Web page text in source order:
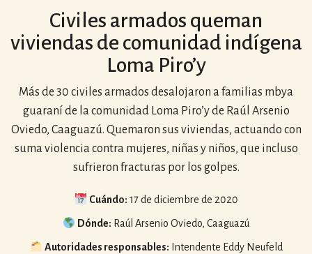
Civiles armados queman
viviendas de comunidad indígena
Loma Piro’y
Más de 30 civiles armados desalojaron a familias mbya
guaraní de la comunidad Loma Piro’y de Raúl Arsenio
Oviedo, Caaguazú. Quemaron sus viviendas, actuando con
suma violencia contra mujeres, niñas y niños, que incluso
sufrieron fracturas por los golpes.
Cuándo: 17 de diciembre de 2020
Dónde: Raúl Arsenio Oviedo, Caaguazú
Autoridades responsables: Intendente Eddy Neufeld